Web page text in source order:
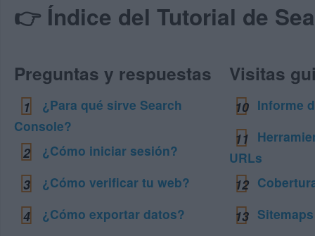
👉 Índice del Tutorial de
Preguntas y respuestas
1
¿Para qué sirve Search
Console?
2
¿Cómo iniciar sesión?
3
¿Cómo verificar tu web?
4
¿Cómo exportar datos?
Visitas
10 Informe
11
URLs
12
13 Sitemaps